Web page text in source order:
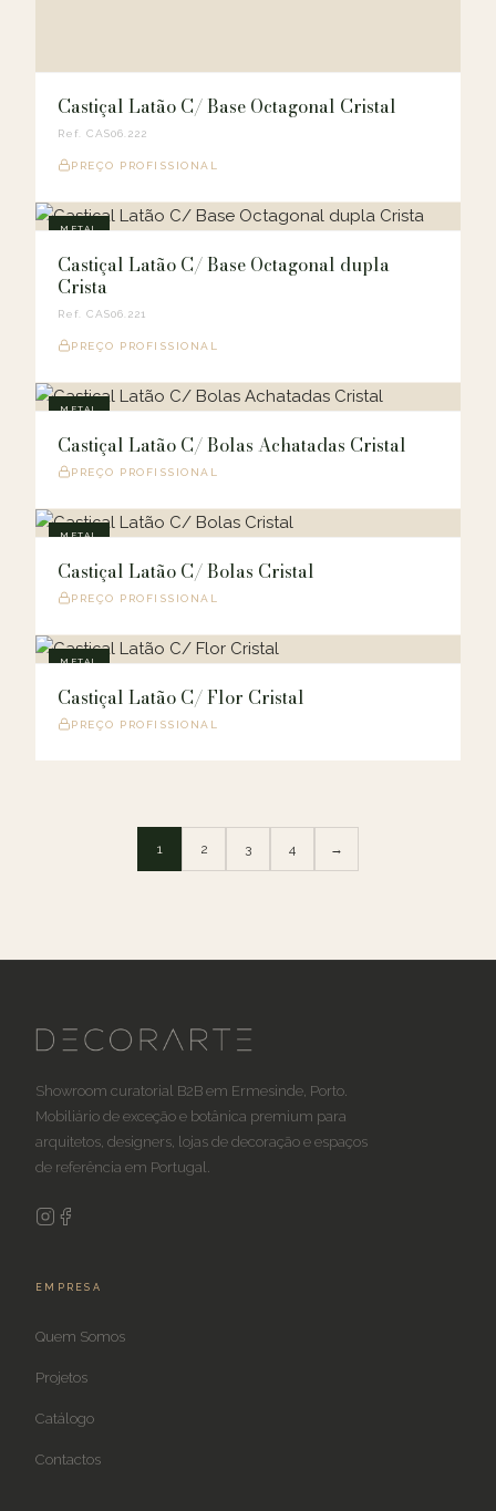
Castiçal Latão C/ Base Octagonal Cristal
Ref. CAS06.222
PREÇO PROFISSIONAL
METAL
Castiçal Latão C/ Base Octagonal dupla
Crista
Ref. CAS06.221
PREÇO PROFISSIONAL
METAL
Castiçal Latão C/ Bolas Achatadas Cristal
PREÇO PROFISSIONAL
METAL
Castiçal Latão C/ Bolas Cristal
PREÇO PROFISSIONAL
METAL
Castiçal Latão C/ Flor Cristal
PREÇO PROFISSIONAL
1 2 3 4 →
Showroom curatorial B2B em Ermesinde, Porto.
Mobiliário de exceção e botânica premium para
arquitetos, designers, lojas de decoração e espaços
de referência em Portugal.
EMPRESA
Quem Somos
Projetos
Catálogo
Contactos